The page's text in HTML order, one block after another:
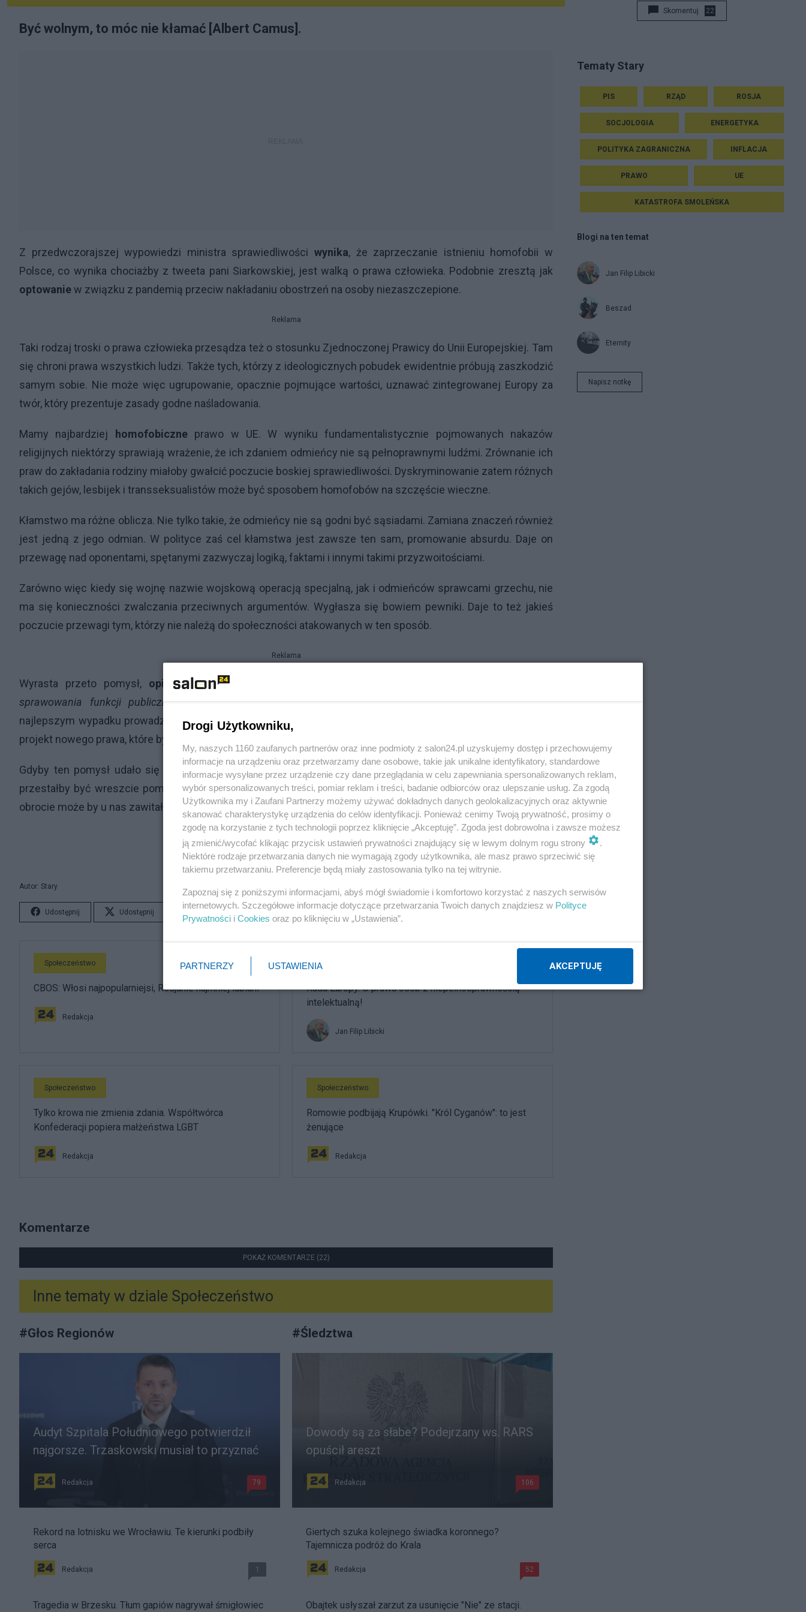
Być wolnym, to móc nie kłamać [Albert Camus].
Z przedwczorajszej wypowiedzi ministra sprawiedliwości wynika, że zaprzeczanie istnieniu homofobii w
Polsce, co wynika chociażby z tweeta pani Siarkowskiej, jest walką o prawa człowieka. Podobnie zresztą jak
optowaniew związku z pandemią przeciw nakładaniu obostrzeń na osoby niezaszczepione.
Reklama
Taki rodzaj troski o prawa człowieka przesądza też o stosunku Zjednoczonej Prawicy do Unii Europejskiej. Tam
się chroni prawa wszystkich ludzi. Także tych, którzy z ideologicznych pobudek ewidentnie próbują zaszkodzić
samym sobie. Nie może więc ugrupowanie, opacznie pojmujące wartości, uznawać zintegrowanej Europy za
twór, który prezentuje zasady godne naśladowania.
Mamy najbardziej homofobiczneprawo w UE. W wyniku fundamentalistycznie pojmowanych nakazów
religijnych niektórzy sprawiają wrażenie, że ich zdaniem odmieńcy nie są pełnoprawnymi ludźmi. Zrównanie ich
praw do zakładania rodziny miałoby gwałcić poczucie boskiej sprawiedliwości. Dyskryminowanie zatem różnych
takich gejów, lesbijek i transseksualistów może być sposobem homofobów na szczęście wieczne.
Kłamstwo ma różne oblicza. Nie tylko takie, że odmieńcy nie są godni być sąsiadami. Zamiana znaczeń również
jest jedną z jego odmian. W polityce zaś cel kłamstwa jest zawsze ten sam, promowanie absurdu. Daje on
przewagę nad oponentami, spętanymi zazwyczaj logiką, faktami i innymi takimi przyzwoitościami.
Zarówno więc kiedy się wojnę nazwie wojskową operacją specjalną, jak i odmieńców sprawcami grzechu, nie
ma się konieczności zwalczania przeciwnych argumentów. Wygłasza się bowiem pewniki. Daje to też jakieś
poczucie przewagi tym, którzy nie należą do społeczności atakowanych w ten sposób.
Reklama
Wyrasta przeto pomysł, opisywanyprzez Katarzynę Batko-Tołuć. Pisze ona, że powinno się
sprawowania funkcji publicznych politykom, którym udowodniono kłamstwo
najlepszym wypadku prowadzi do ogłupiania ludzi. W najgorszym do ludobójstwa. Rzecz jest traktowana jako
projekt nowego prawa, które by się miało znaleźć w Karcie Praw Podstawowych UE.
Gdyby ten pomysł udało się przeprowadzić przez unijne procedury, nieszczęsny Pinokio z bajki Collodiego
przestałby być wreszcie pomawiany o wcielanie się w polityków. Przynajmniej w Europie. W publicznym zaś
obrocie może by u nas zawitała dawno zapomniana przyzwoitość?
Autor: Stary
Udostępnij Udostępnij Skomentuj Obserwuj notkę
Społeczeństwo
CBOS: Włosi najpopularniejsi, Rosjanie najmniej lubiani
Redakcja
Społeczeństwo
Rada Europy. O prawa osób z niepełnosprawnością
intelektualną!
Jan Filip Libicki
Społeczeństwo
Tylko krowa nie zmienia zdania. Współtwórca
Konfederacji popiera małżeństwa LGBT
Redakcja
Społeczeństwo
Romowie podbijają Krupówki. "Król Cyganów": to jest
żenujące
Redakcja
Komentarze
POKAŻ KOMENTARZE (22)
Inne tematy w dziale Społeczeństwo
#Głos Regionów
Audyt Szpitala Południowego potwierdził
najgorsze. Trzaskowski musiał to przyznać
Redakcja 79
Rekord na lotnisku we Wrocławiu. Te kierunki podbiły
serca
Redakcja 1
Tragedia w Brzesku. Tłum gapiów nagrywał śmigłowiec
#Śledztwa
Dowody są za słabe? Podejrzany ws. RARS
opuścił areszt
Redakcja 106
Giertych szuka kolejnego świadka koronnego?
Tajemnicza podróż do Krala
Redakcja 52
Obajtek usłyszał zarzut za usunięcie "Nie" ze stacji.
Skomentuj 22
Tematy Stary
PIS RZĄD ROSJA
SOCJOLOGIA ENERGETYKA
POLITYKA ZAGRANICZNA INFLACJA
PRAWO UE
KATASTROFA SMOLEŃSKA
Blogi na ten temat
Jan Filip Libicki
Beszad
Eternity
Napisz notkę
Drogi Użytkowniku,
My, naszych 1160 zaufanych partnerów oraz inne podmioty z salon24.pl uzyskujemy dostęp i przechowujemy
informacje na urządzeniu oraz przetwarzamy dane osobowe, takie jak unikalne identyfikatory, standardowe
informacje wysyłane przez urządzenie czy dane przeglądania w celu zapewniania spersonalizowanych reklam,
wybór spersonalizowanych treści, pomiar reklam i treści, badanie odbiorców oraz ulepszanie usług. Za zgodą
Użytkownika my i Zaufani Partnerzy możemy używać dokładnych danych geolokalizacyjnych oraz aktywnie
skanować charakterystykę urządzenia do celów identyfikacji. Ponieważ cenimy Twoją prywatność, prosimy o
zgodę na korzystanie z tych technologii poprzez kliknięcie „Akceptuję”. Zgoda jest dobrowolna i zawsze możesz
ją zmienić/wycofać klikając przycisk ustawień prywatności znajdujący się w lewym dolnym rogu strony
.
Niektóre rodzaje przetwarzania danych nie wymagają zgody użytkownika, ale masz prawo sprzeciwić się
takiemu przetwarzaniu. Preferencje będą miały zastosowania tylko na tej witrynie.
Zapoznaj się z poniższymi informacjami, abyś mógł świadomie i komfortowo korzystać z naszych serwisów
internetowych. Szczegółowe informacje dotyczące przetwarzania Twoich danych znajdziesz w Polityce
Prywatności i Cookies oraz po kliknięciu w „Ustawienia”.
PARTNERZY USTAWIENIA AKCEPTUJĘ